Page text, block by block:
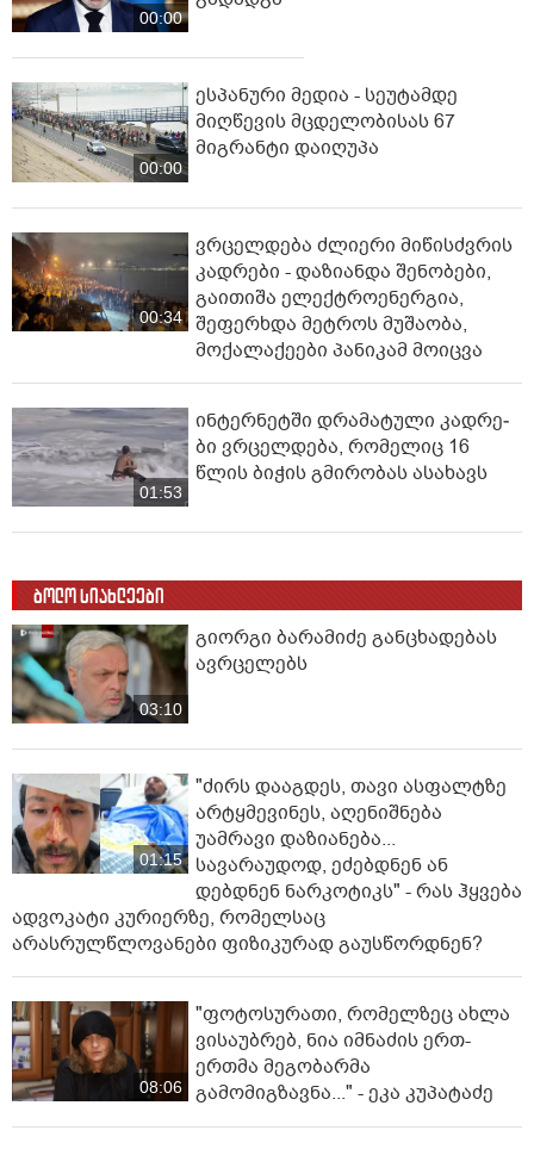
00:00
00:00
ესპანური მედია - სეუტამდე
მიღწევის მცდელობისას 67
მიგრანტი დაიღუპა
00:34
ვრცელდება ძლიერი მიწისძვრის
კადრები - დაზიანდა შენობები,
გაითიშა ელექტროენერგია,
შეფერხდა მეტროს მუშაობა,
მოქალაქეები პანიკამ მოიცვა
01:53
ინ­ტერ­ნეტ­ში დრა­მა­ტუ­ლი კად­რე­
ბი ვრცელდება, რომელიც 16
წლის ბიჭის გმირობას ასახავს
ბოლო სიახლეები
03:10
გიორგი ბარამიძე განცხადებას
ავრცელებს
01:15
"ძირს დააგდეს, თავი ასფალტზე
არტყმევინეს, აღენიშნება
უამრავი დაზიანება...
სავარაუდოდ, ეძებდნენ ან
დებდნენ ნარკოტიკს" - რას ჰყვება
ადვოკატი კურიერზე, რომელსაც
არასრულწლოვანები ფიზიკურად გაუსწორდნენ?
08:06
"ფოტოსურათი, რომელზეც ახლა
ვისაუბრებ, ნია იმნაძის ერთ-
ერთმა მეგობარმა
გამომიგზავნა..." - ეკა კუპატაძე